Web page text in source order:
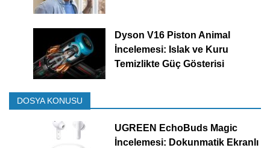
Dyson V16 Piston Animal
İncelemesi: Islak ve Kuru
Temizlikte Güç Gösterisi
DOSYA KONUSU
UGREEN EchoBuds Magic
İncelemesi: Dokunmatik Ekranlı